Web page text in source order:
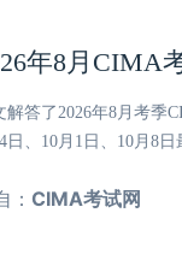
年8月CIMA
解答了2026年8月考季
日、10月1日、10月8
： CIMA考试网